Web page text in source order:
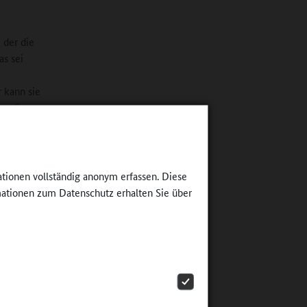
vollständig anonym erfassen. Diese
zum Datenschutz erhalten Sie über
der die
sei
sie
die
die